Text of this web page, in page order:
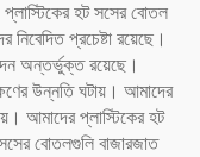
হট সসের বোতল
প্রচেষ্টা রয়েছে।
অন্তর্ভুক্ত রয়েছে।
উন্নতি ঘটায়। আমাদের
আমাদের প্লাস্টিকের হট
বোতলগুলি বাজারজাত